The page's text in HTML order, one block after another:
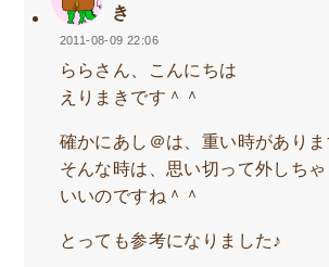
き
2011-08-09 22:06
ららさん、こんにちは
えりまきです＾＾
確かにあし＠は、重い時がありま
そんな時は、思い切って外しちゃ
いいのですね＾＾
とっても参考になりました♪